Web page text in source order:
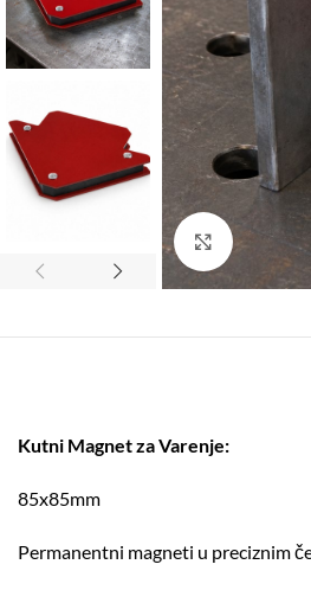
Click to
Kutni Magnet za Varenje:
85x85mm
Permanentni magneti u preciznim